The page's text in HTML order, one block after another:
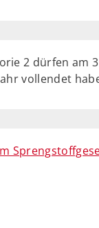
2 dürfen am
vollendet